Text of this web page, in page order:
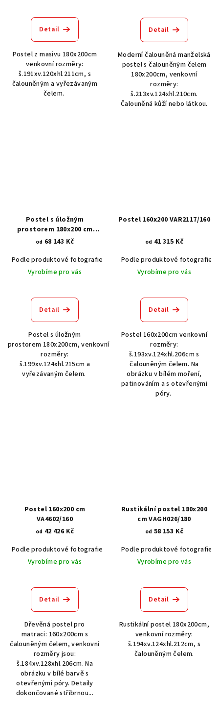
Detail
Postel z masivu 180x200cm
venkovní rozměry:
š.191xv.120xhl.211cm, s
čalouněným a vyřezávaným
čelem.
Detail
Moderní čalouněná manželská
postel s čalouněným čelem
180x200cm, venkovní
rozměry:
š.213xv.124xhl.210cm.
Čalouněná kůží nebo látkou.
Postel s úložným
prostorem 180x200 cm
VAR2110
od 68 143 Kč
Podle produktové fotografie
Bílá Bílá s patinou BT9001-A6
Vyrobíme pro vás
Detail
Postel s úložným
prostorem 180x200cm, venkovní
rozměry:
š.199xv.124xhl.215cm a
vyřezávaným čelem.
Postel 160x200 VAR2117/160
od 41 315 Kč
Podle produktové fotografie
Vyrobíme pro vás
Detail
Postel 160x200cm venkovní
rozměry:
š.193xv.124xhl.206cm s
čalouněným čelem. Na
obrázku v bílém moření,
patinováním a s otevřenými
póry.
Postel 160x200 cm
VA4602/160
od 42 426 Kč
Podle produktové fotografie
Bílá Bílá s patinou BT9001-A6
Vyrobíme pro vás
Detail
Dřevěná postel pro
matraci: 160x200cm s
čalouněným čelem, venkovní
rozměry jsou:
š.184xv.128xhl.206cm. Na
obrázku v bílé barvě s
otevřenými póry. Detaily
dokončované stříbrnou...
Rustikální postel 180x200
cm VAGH026/180
od 58 153 Kč
Podle produktové fotografie
Vyrobíme pro vás
Detail
Rustikální postel 180x200cm,
venkovní rozměry:
š.194xv.124xhl.212cm, s
čalouněným čelem.